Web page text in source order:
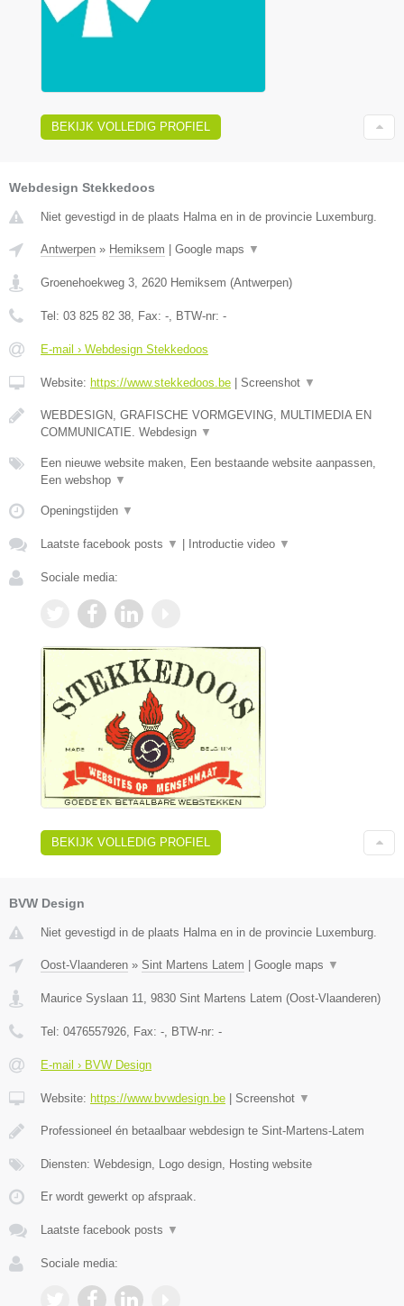
BEKIJK VOLLEDIG PROFIEL
Webdesign Stekkedoos
Niet gevestigd in de plaats Halma en in de provincie Luxemburg.
Antwerpen » Hemiksem | Google maps ▼
Groenehoekweg 3 2620 Hemiksem (Antwerpen)
Tel: 03 825 82 38 , Fax: - , BTW-nr: -
E-mail › Webdesign Stekkedoos
Website: https://www.stekkedoos.be | Screenshot ▼
WEBDESIGN, GRAFISCHE VORMGEVING, MULTIMEDIA EN
COMMUNICATIE. Webdesign ▼
Een nieuwe website maken, Een bestaande website aanpassen,
Een webshop ▼
Openingstijden ▼
Laatste facebook posts ▼ | Introductie video ▼
Sociale media:
BEKIJK VOLLEDIG PROFIEL
BVW Design
Niet gevestigd in de plaats Halma en in de provincie Luxemburg.
Oost-Vlaanderen » Sint Martens Latem Google maps ▼
Maurice Syslaan 11, 9830 Sint Martens Latem (Oost-Vlaanderen)
Tel: 0476557926, Fax: -, BTW-nr: -
E-mail › BVW Design
Website: https://www.bvwdesign.be Screenshot ▼
Professioneel én betaalbaar webdesign te Sint-Martens-Latem
Diensten: Webdesign, Logo design, Hosting website
Er wordt gewerkt op afspraak.
Laatste facebook posts ▼
Sociale media: